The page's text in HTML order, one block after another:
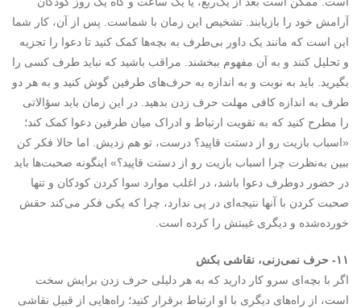
آرامش خود را بازیابند. تشخیص این زمان با شماست. پس از آن، کار شما
این است که مانند یک داور بی‌طرف به بچه‌ها کمک کنید تا دعوا را تجزیه
و تحلیل کنند و به آن مفهوم ببخشند. مراقب باشید که نباید طرف کسی را
بگیرید. باید به نوبت و به اندازه به حرف‌های طرفین گوش کنید و به هر دو
طرف به اندازه کافی مهلت حرف زدن بدهید. در این زمان باید سؤالاتی
را مطرح کنید که به تقویت ارتباط و ادراک میان طرفین دعوا کمک کند؛
«اسباب بازیت رو از دستت قاپید؟ درست، تو هم زدیش. اما حالا فکر کن
ببین به‌نظرت چرا اسباب بازیت رو از دستت قاپید؟» اینگونه صحبت‌ها باید
در حضور دوطرف دعوا باشد، در اغلب موارد سوا کردن کودکان و تنها
صحبت کردن با آنها نتیجه‌ای در پی ندارد، چرا که یکی فکر می‌کند حقش
خورده‌شده و دیگری غیبتش را کرده است.
۱۱- حرف نمی‌زنی، نقاشی بکش
اگر با بچه‌ای سرو کار دارید که به هر دلیلی حرف زدن برایش سخت
است، از راه‌های دیگری با او ارتباط برقرار کنید؛ راه‌هایی از قبیل نقاشی